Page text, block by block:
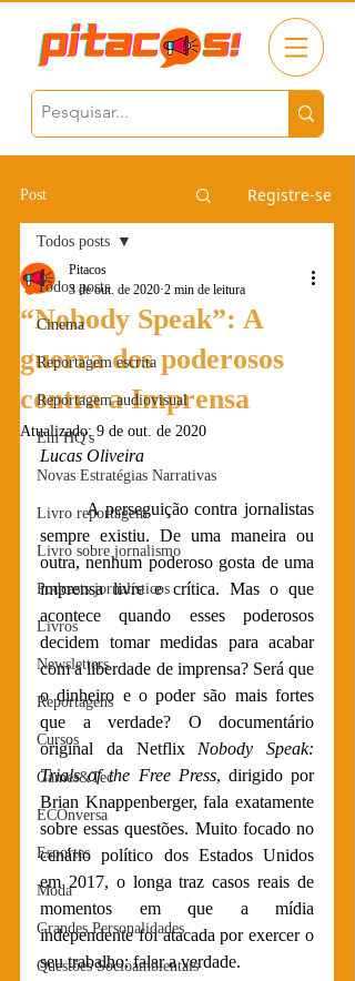
Post Registre-se
Todos posts
Cinema
Reportagem escrita
Reportagem audiovisual
Em HQ's
Novas Estratégias Narrativas
Livro reportagem
Livro sobre jornalismo
Podcasts jornalísticos
Livros
Newsletters
Reportagens
Cursos
Games&Tec
ECOnversa
Esportes
Moda
Grandes Personalidades
Questões Socioambientais
Todos posts
“Nobody Speak”: A
guerra dos poderosos
contra a Imprensa
Pitacos
3 de out. de 2020 2 min de leitura
Atualizado:9 de out. de 2020
Lucas Oliveira
A perseguição contra jornalistas
sempre existiu. De uma maneira ou
outra, nenhum poderoso gosta de uma
imprensa livre e crítica. Mas o que
acontece quando esses poderosos
decidem tomar medidas para acabar
com a liberdade de imprensa? Será que
o dinheiro e o poder são mais fortes
que a verdade? O documentário
original da Netflix Nobody Speak:
Trials of the Free Press, dirigido por
Brian Knappenberger, fala exatamente
sobre essas questões. Muito focado no
cenário político dos Estados Unidos
em 2017, o longa traz casos reais de
momentos em que a mídia
independente foi atacada por exercer o
seu trabalho: falar a verdade.